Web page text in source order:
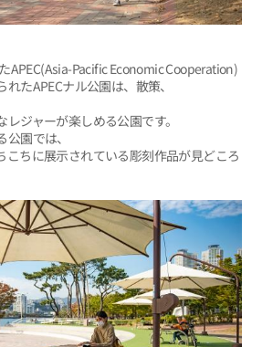
APEC(Asia-Pacific Economic Cooperation)
たAPECナル公園は、散策、
ジャーが楽しめる公園です。
園では、
こちに展示されている彫刻作品が見どころ